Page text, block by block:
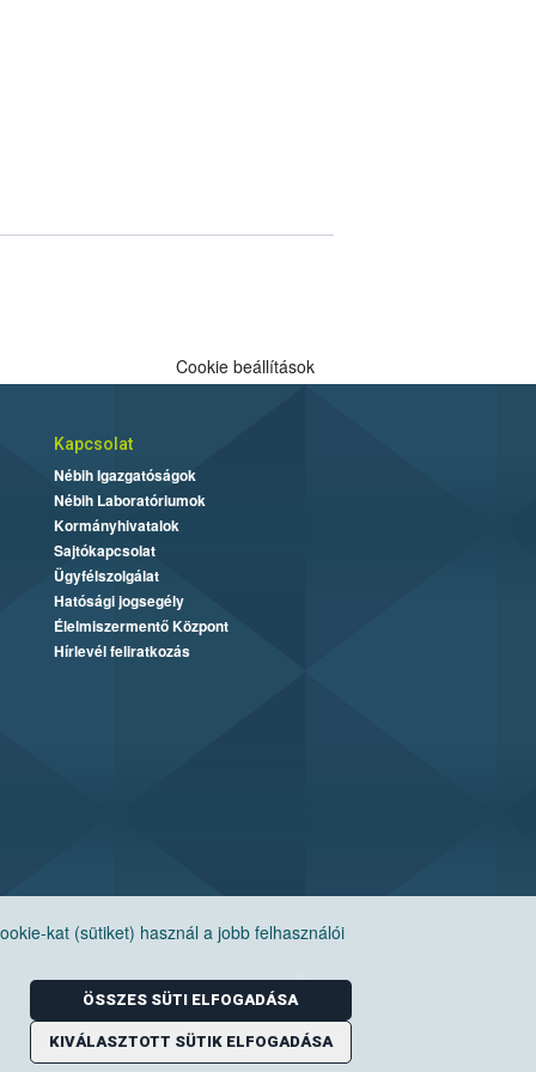
kat (sütiket) használ a jobb felhasználói
ÖSSZES SÜTI ELFOGADÁSA
KIVÁLASZTOTT SÜTIK ELFOGADÁSA
Cookie beállítások
Kapcsolat
Nébih Igazgatóságok
Nébih Laboratóriumok
Kormányhivatalok
Sajtókapcsolat
Ügyfélszolgálat
Hatósági jogsegély
Élelmiszermentő Központ
Hírlevél feliratkozás